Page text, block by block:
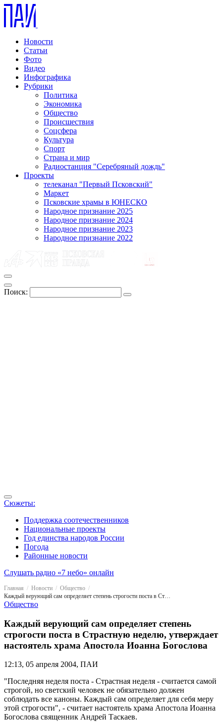
Новости
Статьи
Фото
Видео
Инфографика
Рубрики
Политика
Экономика
Общество
Происшествия
Соцсфера
Культура
Спорт
Страна и мир
Радиостанция "Серебряный дождь"
Проекты
телеканал "Первый Псковский"
Маркет
Псковские храмы в ЮНЕСКО
Народное признание 2025
Народное признание 2024
Народное признание 2023
Народное признание 2022
Поиск:
Сюжеты:
Поддержка соотечественников
Национальные проекты
Год единства народов России
Погода
Районные новости
Слушать радио «7 небо» онлайн
Главная Новости
Общество
Каждый верующий сам определяет степень строгости поста в Страстную неделю, утверждает настоятель храма Апостола Иоанна Богослова
Общество
Каждый верующий сам определяет степень
строгости поста в Страстную неделю, утверждает
настоятель храма Апостола Иоанна Богослова
12:13, 05 апреля 2004, ПАИ
"Последняя неделя поста - Cтрастная неделя - считается самой
строгой, но светский человек не обязательно должен
соблюдать все каноны. Каждый сам определяет для себя меру
этой строгости", - считает настоятель храма Апостола Иоанна
Богослова священник Андрей Таскаев.